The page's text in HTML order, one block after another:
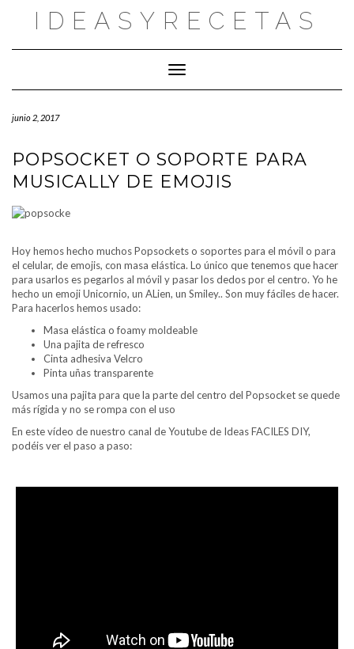
IDEASYRECETAS
Cambiar modo de navegación
junio 2, 2017
POPSOCKET O SOPORTE PARA
MUSICALLY DE EMOJIS
Hoy hemos hecho muchos Popsockets o soportes para el móvil o para
el celular, de emojis, con masa elástica. Lo único que tenemos que hacer
para usarlos es pegarlos al móvil y pasar los dedos por el centro. Yo he
hecho un emoji Unicornio, un ALien, un Smiley.. Son muy fáciles de hacer.
Para hacerlos hemos usado:
Masa elástica o foamy moldeable
Una pajita de refresco
Cinta adhesiva Velcro
Pinta uñas transparente
Usamos una pajita para que la parte del centro del Popsocket se quede
más rígida y no se rompa con el uso
En este vídeo de nuestro canal de Youtube de Ideas FACILES DIY,
podéis ver el paso a paso: